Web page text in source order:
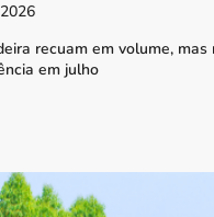
recuam em volume, mas
em julho